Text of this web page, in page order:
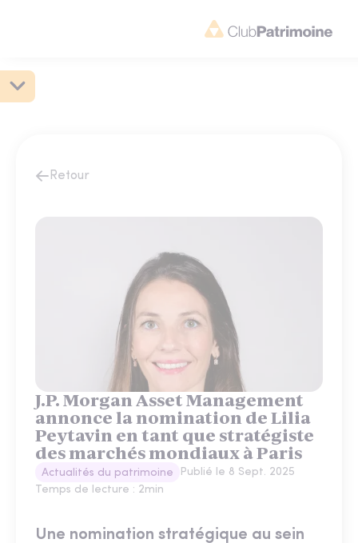
Retour
J.P. Morgan Asset Management
annonce la nomination de Lilia
Peytavin en tant que stratégiste
des marchés mondiaux à Paris
Actualités du patrimoine Publié le 8 Sept. 2025
Temps de lecture : 2min
Une nomination stratégique au sein